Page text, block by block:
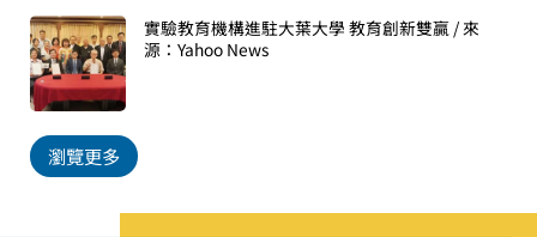
實驗教育機構進駐大葉大學 教育創新雙贏 / 來
源：Yahoo News
瀏覽更多